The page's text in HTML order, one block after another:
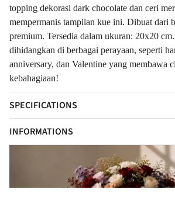
topping dekorasi dark chocolate dan ceri
mempermanis tampilan kue ini. Dibuat dari
premium. Tersedia dalam ukuran: 20x20
dihidangkan di berbagai perayaan, seperti
anniversary, dan Valentine yang membawa
kebahagiaan!
SPECIFICATIONS
INFORMATIONS